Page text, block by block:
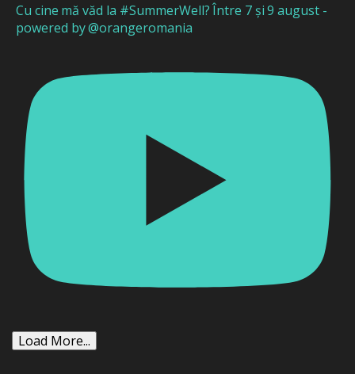
Cu cine mă văd la #SummerWell? Între 7 și 9 august -
powered by @orangeromania
Load More...